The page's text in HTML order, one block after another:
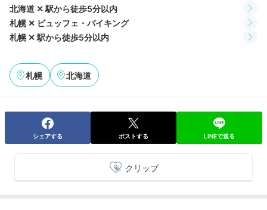
nono.foo
朝食は洋食中心にいただきました。クロワッサンやフレ
的でした。
Check-out
のんびりお仕度して
11時チェックアウト
北海道 ✕ 駅から徒歩5分以内
札幌 ✕ ビュッフェ・バイキング
札幌 ✕ 駅から徒歩5分以内
札幌 北海道
シェアする ポストする LINEで送る
クリップ